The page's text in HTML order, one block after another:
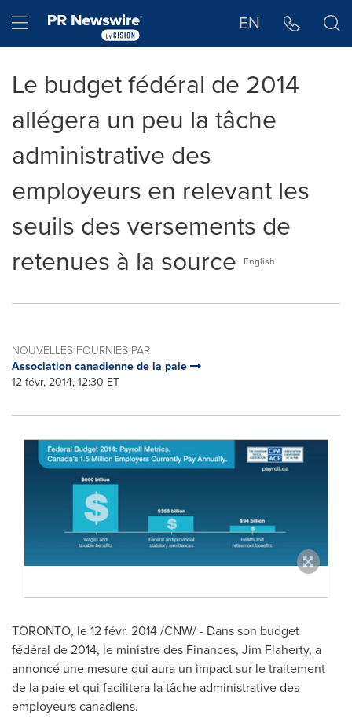
Hamburger menu EN
Le budget fédéral de 2014
allégera un peu la tâche
administrative des
employeurs en relevant les
seuils des versements de
retenues à la source
English
NOUVELLES FOURNIES PAR
Association canadienne de la paie
12 févr, 2014, 12:30 ET
TORONTO, le 12 févr. 2014 /CNW/ - Dans son budget
fédéral de 2014, le ministre des Finances, Jim Flaherty, a
annoncé une mesure qui aura un impact sur le traitement
de la paie et qui facilitera la tâche administrative des
employeurs canadiens.